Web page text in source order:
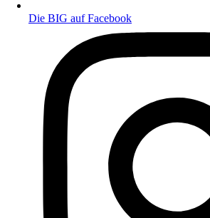
Die BIG auf Facebook